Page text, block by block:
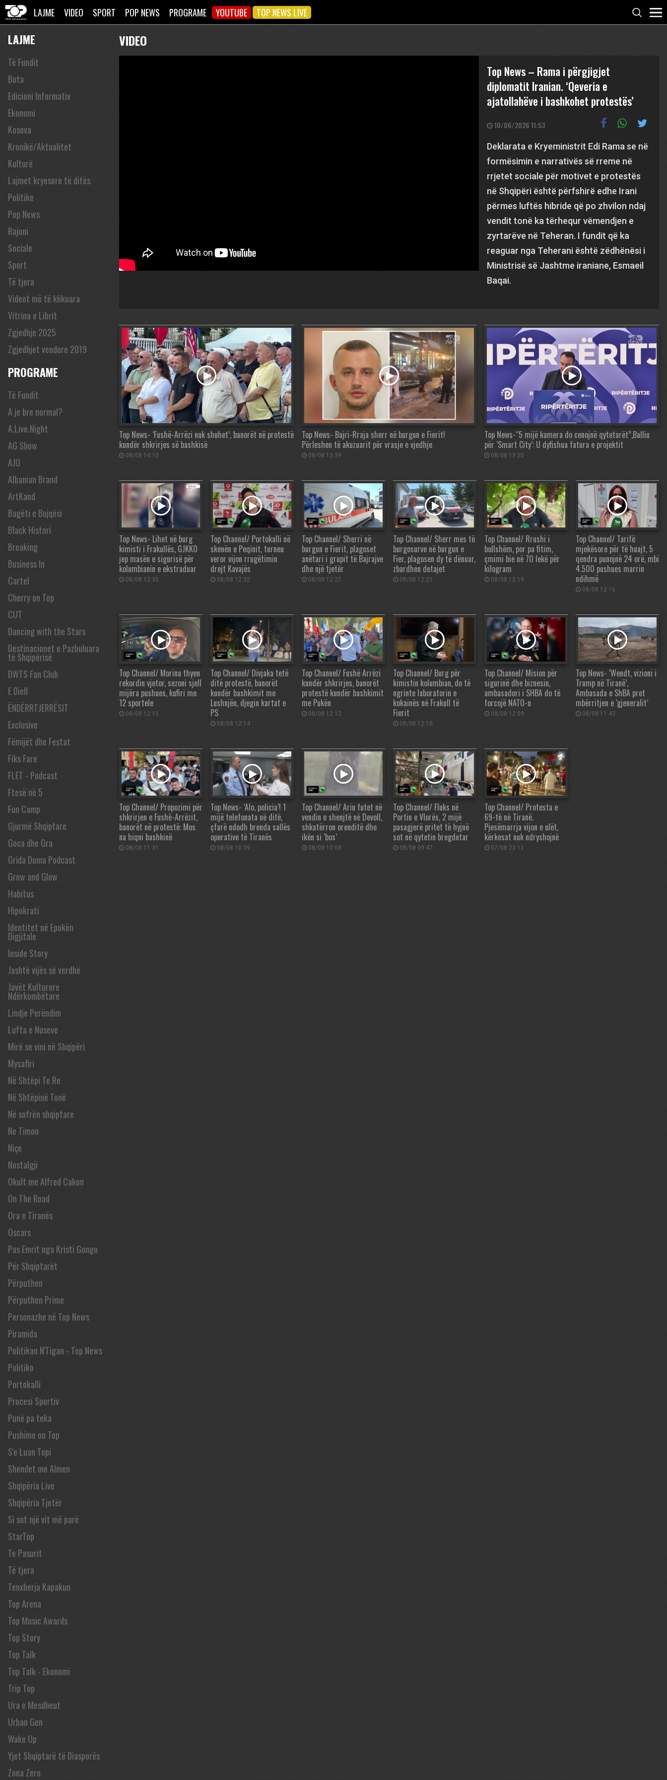
LAJME VIDEO SPORT POP NEWS PROGRAME YOUTUBE TOP NEWS LIVE
LAJME
Të Fundit
Bota
Edicioni Informativ
Ekonomi
Kosova
Kronikë/Aktualitet
Kulturë
Lajmet kryesore të ditës
Politike
Pop News
Rajoni
Sociale
Sport
Të tjera
Videot më të klikuara
Vitrina e Librit
Zgjedhje 2025
Zgjedhjet vendore 2019
PROGRAME
Të Fundit
A je bre normal?
A.Live.Night
AG Show
AJO
Albanian Brand
ArtKand
Bagëti e Bujqësi
Black Histori
Breaking
Business In
Cartel
Cherry on Top
CUT
Dancing with the Stars
Destinacionet e Pazbuluara
të Shqipërisë
DWTS Fan Club
E Diell
ËNDËRRTJERRËSIT
Exclusive
Fëmijët dhe Festat
Fiks Fare
FLET - Podcast
Ftesë në 5
Fun Camp
Gjurmë Shqiptare
Goca dhe Gra
Grida Duma Podcast
Grow and Glow
Habitus
Hipokrati
Identitet në Epokën
Digjitale
Inside Story
Jashtë vijës së verdhë
Javët Kulturore
Ndërkombëtare
Lindje Perëndim
Lufta e Nuseve
Mirë se vini në Shqipëri
Mysafiri
Në Shtëpi Te Re
Në Shtëpinë Tonë
Në sofrën shqiptare
Ne Timon
Niçe
Nostalgji
Okult me Alfred Cakon
On The Road
Ora e Tiranës
Oscars
Pas Emrit nga Kristi Gongo
Për Shqiptarët
Përputhen
Përputhen Prime
Personazhe në Top News
Piramida
Politikan N'Tigan - Top News
Politiko
Portokalli
Procesi Sportiv
Punë pa teka
Pushime on Top
S'e Luan Topi
Shendet me Almen
Shqipëria Live
Shqipëria Tjetër
Si sot një vit më parë
StarTop
Te Pasurit
Të tjera
Tenxherja Kapakun
Top Arena
Top Music Awards
Top Story
Top Talk
Top Talk - Ekonomi
Trip Top
Ura e Mesdheut
Urban Gen
Wake Up
Yjet Shqiptarë të Diasporës
Zona Zero
VIDEO
Top News – Rama i përgjigjet
diplomatit Iranian. ‘Qeveria e
ajatollahëve i bashkohet protestës’
10/06/2026 11:53
Deklarata e Kryeministrit Edi Rama se në
formësimin e narrativës së rreme në
rrjetet sociale për motivet e protestës
në Shqipëri është përfshirë edhe Irani
përmes luftës hibride që po zhvilon ndaj
vendit tonë ka tërhequr vëmendjen e
zyrtarëve në Teheran. I fundit që ka
reaguar nga Teherani është zëdhënësi i
Ministrisë së Jashtme iraniane, Esmaeil
Baqai.
Top News- ‘Fushë-Arrëzi nuk shuhet’, banorët në protestë
kundër shkrirjes së bashkisë
08/08 14:10
Top News- Bajri-Rraja sherr në burgun e Fierit!
Përleshen të akuzuarit për vrasje e vjedhje
08/08 13:39
Top News-“5 mijë kamera do cenojnë qytetarët”,Balliu
për ‘Smart City’: U dyfishua fatura e projektit
08/08 13:20
Top News- Lihet në burg
kimisti i Frakullës, GJKKO
jep masën e sigurisë për
kolumbianin e ekstraduar
08/08 12:35
Top Channel/ Portokalli në
skenën e Peqinit, turneu
veror vijon rrugëtimin
drejt Kavajës
08/08 12:32
Top Channel/ Sherri në
burgun e Fierit, plagoset
anëtari i grupit të Bajrajve
dhe një tjetër
08/08 12:27
Top Channel/ Sherr mes të
burgosurve në burgun e
Fier, plagosen dy të dënuar,
zbardhen detajet
08/08 12:21
Top Channel/ Rrushi i
bollshëm, por pa fitim,
çmimi bie në 70 lekë për
kilogram
08/08 12:19
Top Channel/ Tarifë
mjekësore për të huajt, 5
qendra punojnë 24 orë, mbi
4.500 pushues marrin
ndihmë
08/08 12:16
Top Channel/ Morina thyen
rekordin vjetor, sezoni sjell
mijëra pushues, kufiri me
12 sportele
08/08 12:15
Top Channel/ Divjaka tetë
ditë protestë, banorët
kundër bashkimit me
Lushnjën, djegin kartat e
PS
08/08 12:14
Top Channel/ Fushë Arrëzi
kundër shkrirjes, banorët
protestë kundër bashkimit
me Pukën
08/08 12:12
Top Channel/ Burg për
kimistin kolumbian, do të
ngrinte laboratorin e
kokainës në Frakull të
Fierit
08/08 12:10
Top Channel/ Mision për
sigurinë dhe biznesin,
ambasadori i SHBA do të
forcojë NATO-n
08/08 12:09
Top News- ‘Wendt, vizioni i
Trump në Tiranë’,
Ambasada e ShBA pret
mbërritjen e ‘gjeneralit’
08/08 11:43
Top Channel/ Propozimi për
shkrirjen e Fushë-Arrëzit,
banorët në protestë: Mos
na hiqni bashkinë
08/08 11:31
Top News- ‘Alo, policia’! 1
mijë telefonata në ditë,
çfarë ndodh brenda sallës
operative të Tiranës
08/08 10:39
Top Channel/ Ariu futet në
vendin e shenjtë në Devoll,
shkatërron orenditë dhe
ikën si ‘bos’
08/08 10:08
Top Channel/ Fluks në
Portin e Vlorës, 2 mijë
pasagjerë pritet të hyjnë
sot në qytetin bregdetar
08/08 09:47
Top Channel/ Protesta e
69-të në Tiranë.
Pjesëmarrja vijon e ulët,
kërkesat nuk ndryshojnë
07/08 23:11